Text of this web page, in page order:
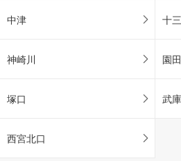
中津 十三
神崎川 園田
塚口 武
西宮北口